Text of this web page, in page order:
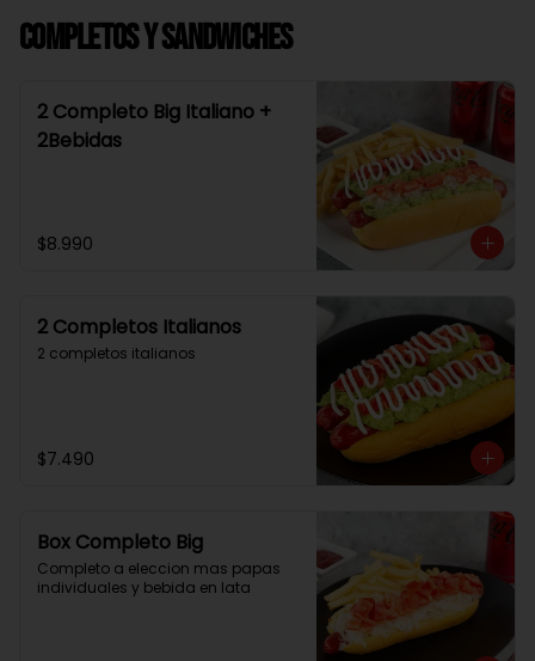
Completos y Sandwiches
2 Completo Big Italiano +
2Bebidas
$8.990
2 Completos Italianos
2 completos italianos
$7.490
Box Completo Big
Completo a eleccion mas papas
individuales y bebida en lata